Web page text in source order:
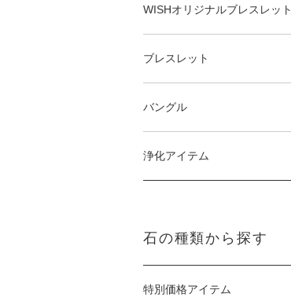
WISHオリジナルブレスレット
ブレスレット
バングル
浄化アイテム
石の種類から探す
特別価格アイテム